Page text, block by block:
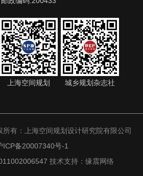
上海空间规划 城乡规划杂志社
有：上海空间规划设计研究院有限公司
ICP备20007340号-1
技术支持： 缘震网络